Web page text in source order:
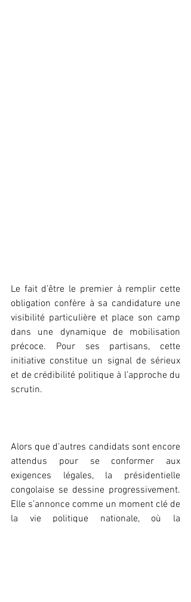
‎Le fait d’être le premier à remplir cette
obligation confère à sa candidature une
visibilité particulière et place son camp
dans une dynamique de mobilisation
précoce. Pour ses partisans, cette
initiative constitue un signal de sérieux
et de crédibilité politique à l’approche du
scrutin.
‎Alors que d’autres candidats sont encore
attendus pour se conformer aux
exigences légales, la présidentielle
congolaise se dessine progressivement.
Elle s’annonce comme un moment clé de
la vie politique nationale, où la